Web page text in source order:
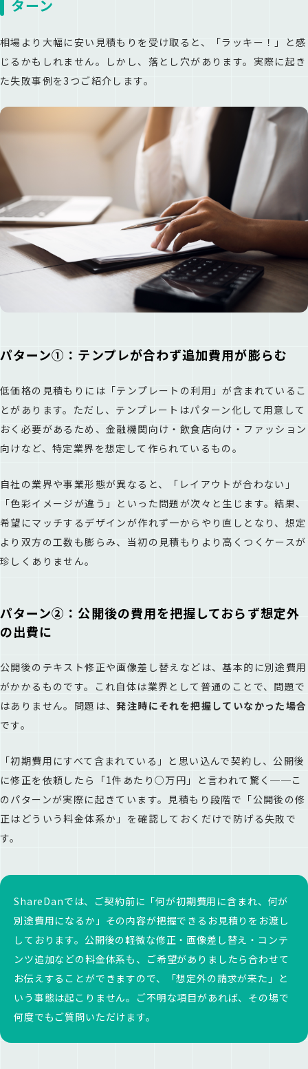
ターン
相場より大幅に安い見積もりを受け取ると、「ラッキー！」と感
じるかもしれません。しかし、落とし穴があります。実際に起き
た失敗事例を3つご紹介します。
パターン①：テンプレが合わず追加費用が膨らむ
低価格の見積もりには「テンプレートの利用」が含まれているこ
とがあります。ただし、テンプレートはパターン化して用意して
おく必要があるため、金融機関向け・飲食店向け・ファッション
向けなど、特定業界を想定して作られているもの。
自社の業界や事業形態が異なると、「レイアウトが合わない」
「色彩イメージが違う」といった問題が次々と生じます。結果、
希望にマッチするデザインが作れず一からやり直しとなり、想定
より双方の工数も膨らみ、当初の見積もりより高くつくケースが
珍しくありません。
パターン②：公開後の費用を把握しておらず想定外
の出費に
公開後のテキスト修正や画像差し替えなどは、基本的に別途費用
がかかるものです。これ自体は業界として普通のことで、問題で
はありません。問題は、発注時にそれを把握していなかった場合
です。
「初期費用にすべて含まれている」と思い込んで契約し、公開後
に修正を依頼したら「1件あたり○万円」と言われて驚く──こ
のパターンが実際に起きています。見積もり段階で「公開後の修
正はどういう料金体系か」を確認しておくだけで防げる失敗で
す。
ShareDanでは、ご契約前に「何が初期費用に含まれ、何が
別途費用になるか」その内容が把握できるお見積りをお渡し
しております。公開後の軽微な修正・画像差し替え・コンテ
ンツ追加などの料金体系も、ご希望がありましたら合わせて
お伝えすることができますので、「想定外の請求が来た」と
いう事態は起こりません。ご不明な項目があれば、その場で
何度でもご質問いただけます。